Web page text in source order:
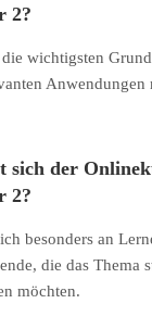
2?
wichtigsten
Anwendungen
sich der
2?
besonders an
die das Thema
möchten.